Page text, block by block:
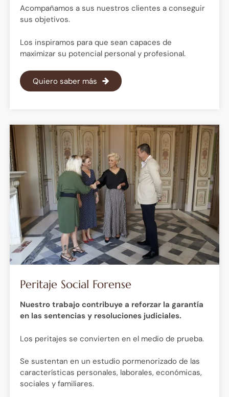
Acompañamos a sus nuestros clientes a conseguir
sus objetivos.
Los inspiramos para que sean capaces de
maximizar su potencial personal y profesional.
Quiero saber más
Peritaje Social Forense
Nuestro trabajo contribuye a reforzar la garantía
en las sentencias y resoluciones judiciales.
Los peritajes se convierten en el medio de prueba.
Se sustentan en un estudio pormenorizado de las
características personales, laborales, económicas,
sociales y familiares.